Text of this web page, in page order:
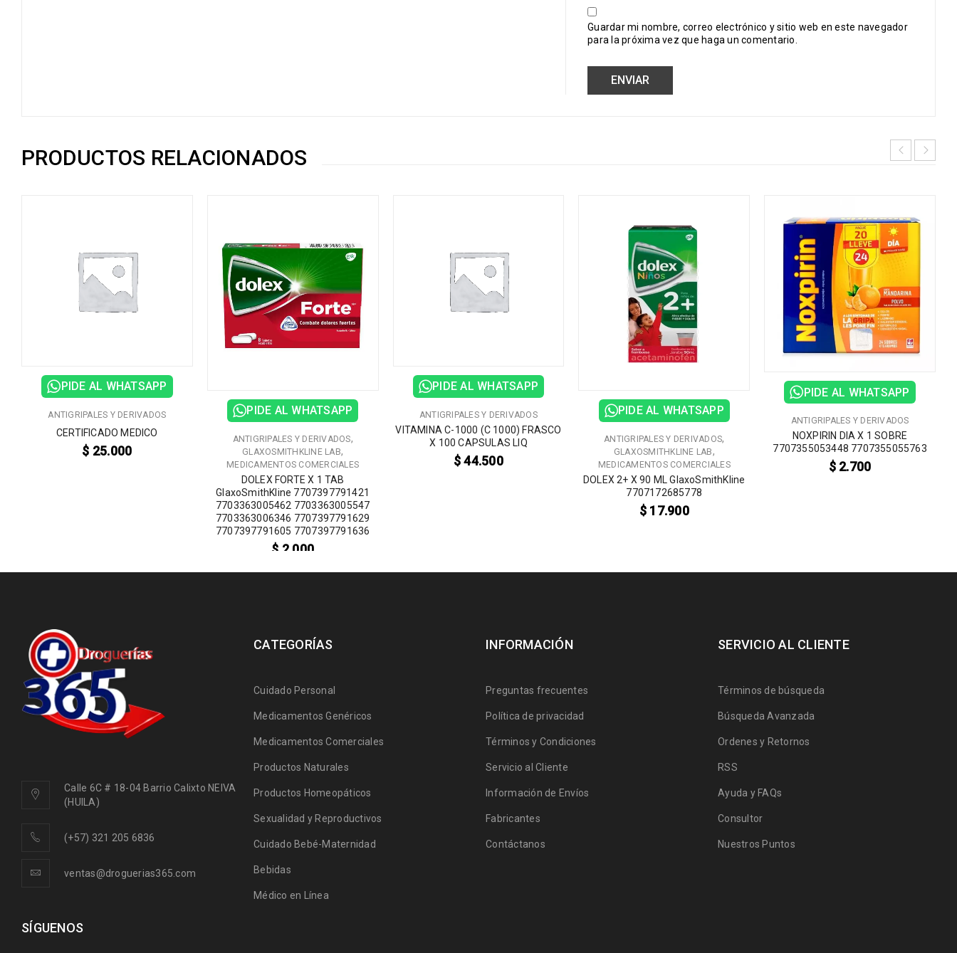
Guardar mi nombre, correo electrónico y sitio web en este navegador
para la próxima vez que haga un comentario.
PRODUCTOS RELACIONADOS
PIDE AL WHATSAPP
ANTIGRIPALES Y DERIVADOS
CERTIFICADO MEDICO
$ 25.000
PIDE AL WHATSAPP
ANTIGRIPALES Y DERIVADOS,
GLAXOSMITHKLINE LAB,
MEDICAMENTOS COMERCIALES
DOLEX FORTE X 1 TAB
GlaxoSmithKline 7707397791421
7703363005462 7703363005547
7703363006346 7707397791629
7707397791605 7707397791636
$ 2.000
PIDE AL WHATSAPP
ANTIGRIPALES Y DERIVADOS
VITAMINA C-1000 (C 1000) FRASCO
X 100 CAPSULAS LIQ
$44.500
PIDE AL WHATSAPP
ANTIGRIPALES Y DERIVADOS,
GLAXOSMITHKLINE LAB,
MEDICAMENTOS COMERCIALES
DOLEX 2+ X 90 ML GlaxoSmithKline
7707172685778
$ 17.900
PIDE AL WHATSAPP
ANTIGRIPALES Y DERIVADOS
NOXPIRIN DIA X 1 SOBRE
7707355053448 7707355055763
$2.700
Calle 6C # 18-04 Barrio Calixto NEIVA
(HUILA)
(+57) 321 205 6836
ventas@droguerias365.com
SÍGUENOS
CATEGORÍAS
Cuidado Personal
Medicamentos Genéricos
Medicamentos Comerciales
Productos Naturales
Productos Homeopáticos
Sexualidad y Reproductivos
Cuidado Bebé-Maternidad
Bebidas
Médico en Línea
INFORMACIÓN
Preguntas frecuentes
Política de privacidad
Términos y Condiciones
Servicio al Cliente
Información de Envíos
Fabricantes
Contáctanos
SERVICIO AL CLIENTE
Términos de búsqueda
Búsqueda Avanzada
Ordenes y Retornos
RSS
Ayuda y FAQs
Consultor
Nuestros Puntos